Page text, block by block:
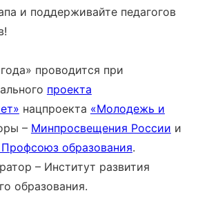
и поддерживайте педагогов
проводится при
проекта
нацпроекта «Молодежь и
– Минпросвещения России и
образования.
– Институт развития
образования.